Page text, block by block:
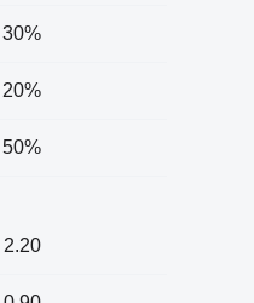
30%
20%
50%
2.20